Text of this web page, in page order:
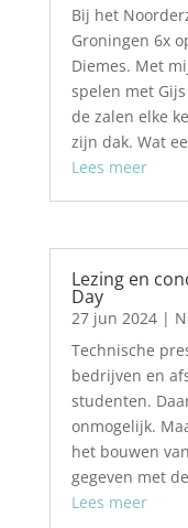
Bij het
Groningen 6x
Diemes. Met
spelen met
de zalen elke
zijn dak. Wat
Lees meer
Lezing en
Day
27 jun 2024|
Technische
bedrijven en
studenten.
onmogelijk.
het bouwen
gegeven met
Lees meer